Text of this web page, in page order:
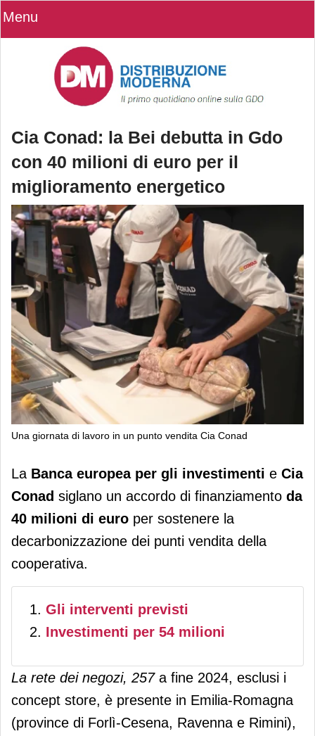
Menu
Cia Conad: la Bei debutta in Gdo
con 40 milioni di euro per il
miglioramento energetico
Una giornata di lavoro in un punto vendita Cia Conad
Cia Conad: la Bei debutta in Gdo con
40 milioni di euro per il miglioramento
energetico
La Banca europea per gli investimenti e Cia
Conad siglano un accordo di finanziamento da
40 milioni di euro per sostenere la
decarbonizzazione dei punti vendita della
cooperativa.
Gli interventi previsti
Investimenti per 54 milioni
La rete dei negozi, 257 a fine 2024, esclusi i
concept store, è presente in Emilia-Romagna
(province di Forlì-Cesena, Ravenna e Rimini),